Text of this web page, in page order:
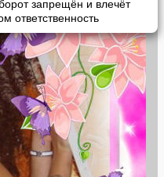
запрещён и влечёт
ответственность